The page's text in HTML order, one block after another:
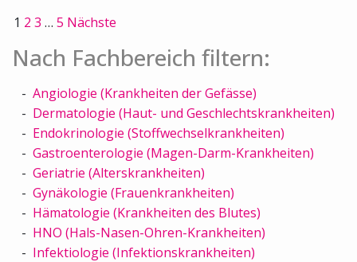
1 2 3 … 5 Nächste
Nach Fachbereich filtern:
Angiologie (Krankheiten der Gefässe)
Dermatologie (Haut- und Geschlechtskrankheiten)
Endokrinologie (Stoffwechselkrankheiten)
Gastroenterologie (Magen-Darm-Krankheiten)
Geriatrie (Alterskrankheiten)
Gynäkologie (Frauenkrankheiten)
Hämatologie (Krankheiten des Blutes)
HNO (Hals-Nasen-Ohren-Krankheiten)
Infektiologie (Infektionskrankheiten)